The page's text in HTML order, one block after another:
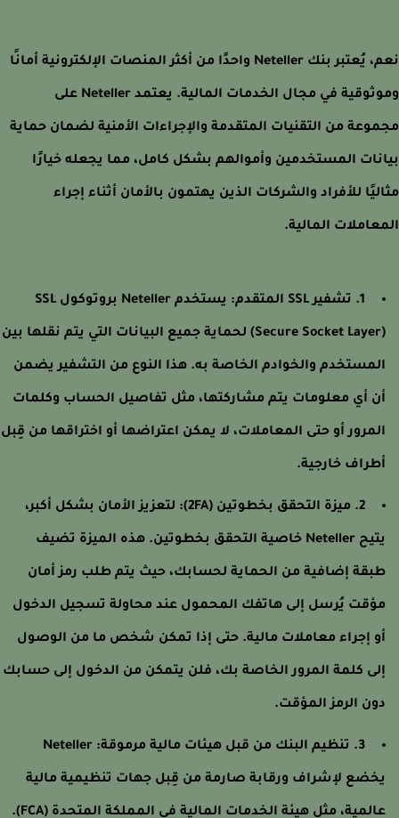
نعم، يُعتبر بنك Neteller واحدًا من أكثر المنصات الإلكترونية أمانًا
وموثوقية في مجال الخدمات المالية. يعتمد Neteller على
من التقنيات المتقدمة والإجراءات الأمنية لضمان حماية
المستخدمين وأموالهم بشكل كامل، مما يجعله خيارًا
للأفراد والشركات الذين يهتمون بالأمان أثناء إجراء
المالية.
1. تشفير SSL المتقدم: يستخدم Neteller بروتوكول SSL
(Secure Socket Layer) لحماية جميع البيانات التي يتم نقلها بين
والخوادم الخاصة به. هذا النوع من التشفير يضمن
أي معلومات يتم مشاركتها، مثل تفاصيل الحساب وكلمات
أو حتى المعاملات، لا يمكن اعتراضها أو اختراقها من قِبل
خارجية.
2. ميزة التحقق بخطوتين (2FA): لتعزيز الأمان بشكل أكبر،
يتيح Neteller خاصية التحقق بخطوتين. هذه الميزة تضيف
إضافية من الحماية لحسابك، حيث يتم طلب رمز أمان
يُرسل إلى هاتفك المحمول عند محاولة تسجيل الدخول
إجراء معاملات مالية. حتى إذا تمكن شخص ما من الوصول
كلمة المرور الخاصة بك، فلن يتمكن من الدخول إلى حسابك
الرمز المؤقت.
3. تنظيم البنك من قبل هيئات مالية مرموقة: Neteller
لإشراف ورقابة صارمة من قِبل جهات تنظيمية مالية
عالمية، مثل هيئة الخدمات المالية في المملكة المتحدة (FCA).